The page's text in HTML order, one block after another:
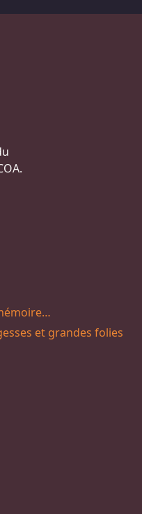
et grandes folies